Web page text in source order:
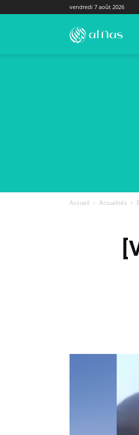
vendredi 7 août 2026
Accueil Actualités